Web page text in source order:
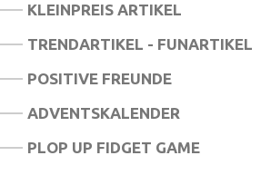
KLEINPREIS ARTIKEL
TRENDARTIKEL - FUNARTIKEL
POSITIVE FREUNDE
ADVENTSKALENDER
PLOP UP FIDGET GAME